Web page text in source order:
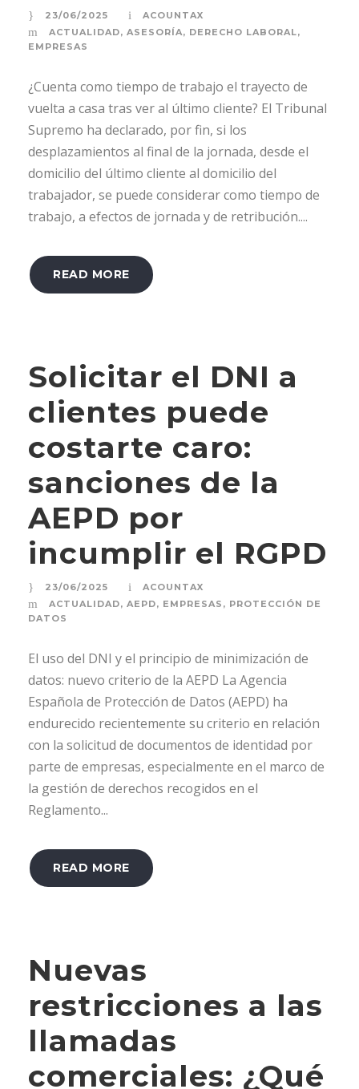
23/06/2025
ACOUNTAX
ACTUALIDAD, ASESORÍA, DERECHO LABORAL,
EMPRESAS
¿Cuenta como tiempo de trabajo el trayecto de
vuelta a casa tras ver al último cliente? El Tribunal
Supremo ha declarado, por fin, si los
desplazamientos al final de la jornada, desde el
domicilio del último cliente al domicilio del
trabajador, se puede considerar como tiempo de
trabajo, a efectos de jornada y de retribución....
READ MORE
Solicitar el DNI a
clientes puede
costarte caro:
sanciones de la
AEPD por
incumplir el RGPD
23/06/2025
ACOUNTAX
ACTUALIDAD, AEPD, EMPRESAS , PROTECCIÓN DE
DATOS
El uso del DNI y el principio de minimización de
datos: nuevo criterio de la AEPD La Agencia
Española de Protección de Datos (AEPD) ha
endurecido recientemente su criterio en relación
con la solicitud de documentos de identidad por
parte de empresas, especialmente en el marco de
la gestión de derechos recogidos en el
Reglamento...
READ MORE
Nuevas
restricciones a las
llamadas
comerciales: ¿Qué